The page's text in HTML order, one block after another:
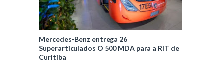
Mercedes-Benz entrega 26
Superarticulados O 500 MDA para a RIT de
Curitiba